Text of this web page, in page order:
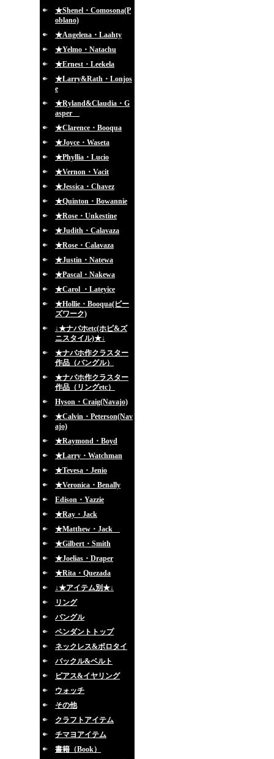
★Shenel・Comosona(P
oblano)
★Angelena・Laahty
★Yelmo・Natachu
★Ernest・Leekela
★Larry&Rath・Lonjos
e
★Ryland&Claudia・G
asper
★Clarence・Booqua
★Joyce・Waseta
★Phyllia・Lucio
★Vernon・Vacit
★Jessica・Chavez
★Quinton・Bowannie
★Rose・Unkestine
★Judith・Calavaza
★Rose・Calavaza
★Justin・Natewa
★Pascal・Nakewa
★Carol ・Lateyice
★Hollie・Booqua(ビー
ズワーク)
↓★ナバホetc(ホピ&ズ
ニスタイル)★↓
★ナバホ作クラスター
作品（バングル）
★ナバホ作クラスター
作品（リングetc）
Hyson・Craig(Navajo)
★Calvin・Peterson(Nav
ajo)
★Raymond・Boyd
★Larry・Watchman
★Tevesa・Jenio
★Veronica・Benally
Edison・Yazzie
★Ray・Jack
★Matthew・Jack
★Gilbert・Smith
★Joelias・Draper
★Rita・Quezada
↓★アイテム別★↓
リング
バングル
ペンダントトップ
ネックレス&ボロタイ
バックル&ベルト
ピアス&イヤリング
ウォッチ
その他
クラフトアイテム
チマヨアイテム
書籍（Book）